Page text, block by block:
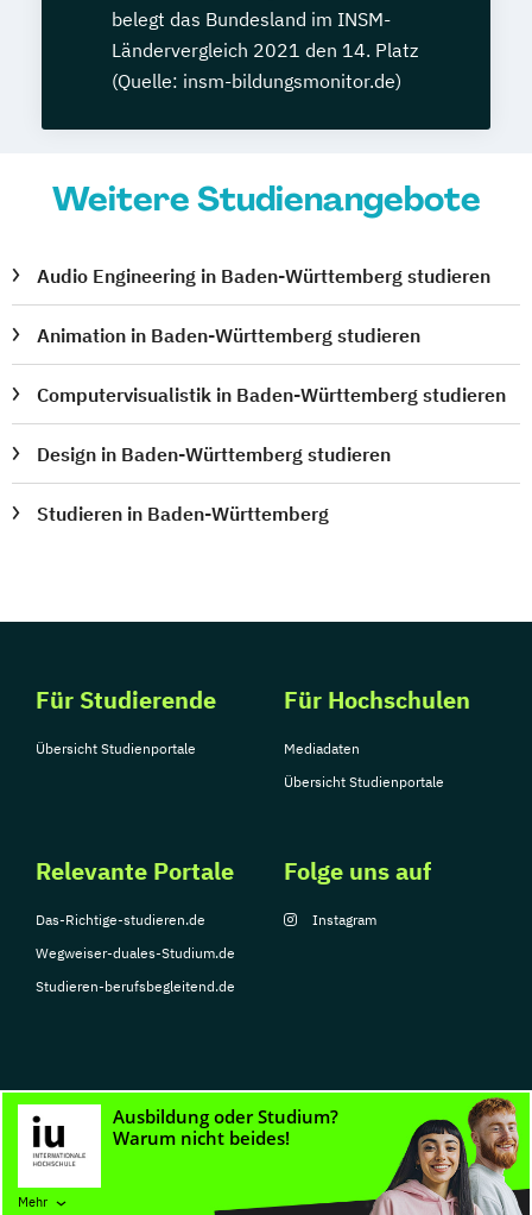
Mehr
belegt das Bundesland im INSM-
Ländervergleich 2021 den 14. Platz
(Quelle: insm-bildungsmonitor.de)
Weitere Studienangebote
Audio Engineering in Baden-Württemberg studieren
Animation in Baden-Württemberg studieren
Computervisualistik in Baden-Württemberg studieren
Design in Baden-Württemberg studieren
Studieren in Baden-Württemberg
Für Studierende
Übersicht Studienportale
Für Hochschulen
Mediadaten
Übersicht Studienportale
Relevante Portale
Das-Richtige-studieren.de
Wegweiser-duales-Studium.de
Studieren-berufsbegleitend.de
Folge uns auf
Instagram
© Copyright 2026, TarGroup Media GmbH
Nutzungsbedingungen